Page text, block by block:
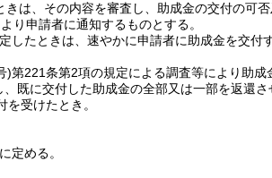
きは、その内容を審査し、助成金の交付の可
り申請者に通知するものとする。
したときは、速やかに申請者に助成金を交付
)第221条第2項の規定による調査等により助成
既に交付した助成金の全部又は一部を返還さ
受けたとき。
定める。